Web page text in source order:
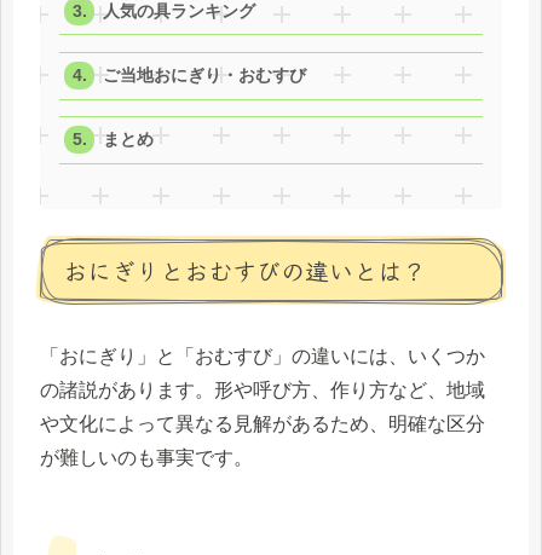
人気の具ランキング
ご当地おにぎり・おむすび
まとめ
おにぎりとおむすびの違いとは？
「おにぎり」と「おむすび」の違いには、いくつか
の諸説があります。形や呼び方、作り方など、地域
や文化によって異なる見解があるため、明確な区分
が難しいのも事実です。